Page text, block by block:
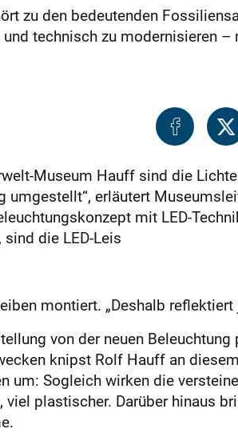
zu den bedeutenden
technisch zu modernisieren
Museum Hauff sind die
umgestellt“, erläutert
mit LED-
die LED-Leis
montiert. „Deshalb
von der neuen
knipst Rolf Hauff an
um: Sogleich wirken die
viel plastischer. Darüber hinaus